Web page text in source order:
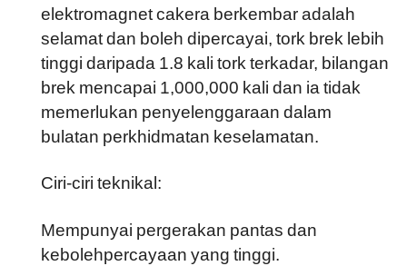
elektromagnet cakera berkembar adalah
selamat dan boleh dipercayai, tork brek lebih
tinggi daripada 1.8 kali tork terkadar, bilangan
brek mencapai 1,000,000 kali dan ia tidak
memerlukan penyelenggaraan dalam
bulatan perkhidmatan keselamatan.
Ciri-ciri teknikal:
Mempunyai pergerakan pantas dan
kebolehpercayaan yang tinggi.